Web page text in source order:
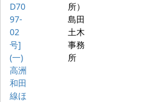
D70
97-
02
号]
(一)
高洲
和田
線ほ
所）
島田
土木
事務
所